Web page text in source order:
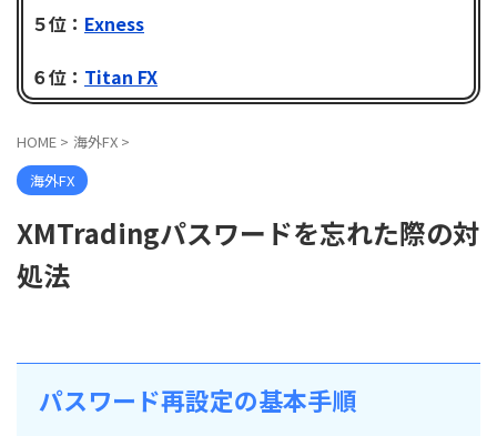
５位： Exness
６位： Titan FX
HOME > 海外FX >
海外FX
XMTradingパスワードを忘れた際の対
処法
パスワード再設定の基本手順